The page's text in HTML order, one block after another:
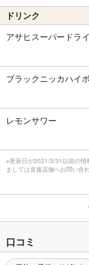
ドリンク
アサヒスーパードラ
ブラックニッカハイ
レモンサワー
※更新日が2021/3/31以前の情
ましては直接店舗へお問い合
口コミ